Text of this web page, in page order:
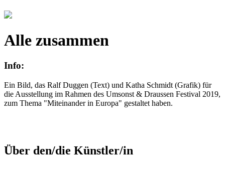
Alle zusammen
Info:
Ein Bild, das Ralf Duggen (Text) und Katha Schmidt (Grafik) für
die Ausstellung im Rahmen des Umsonst & Draussen Festival 2019,
zum Thema "Miteinander in Europa" gestaltet haben.
Über den/die Künstler/in